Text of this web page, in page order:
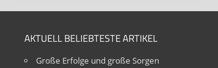
AKTUELL BELIEBTESTE ARTIKEL
Große Erfolge und große Sorgen